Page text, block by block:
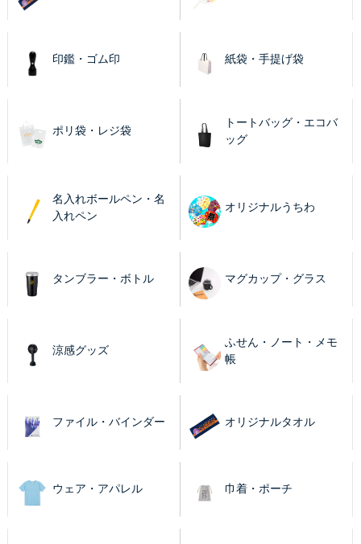
印鑑・ゴム印 紙袋・手提げ袋
ポリ袋・レジ袋
トートバッグ・エコバ
ッグ
名入れボールペン・名
入れペン
オリジナルうちわ
タンブラー・ボトル マグカップ・グラス
涼感グッズ
ふせん・ノート・メモ
帳
ファイル・バインダー オリジナルタオル
ウェア・アパレル 巾着・ポーチ